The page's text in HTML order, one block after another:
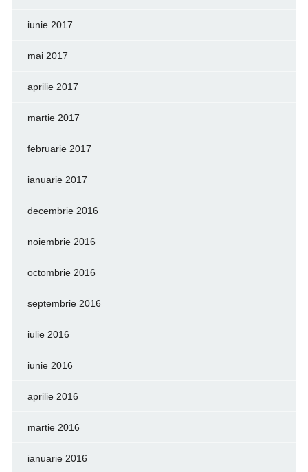
iunie 2017
mai 2017
aprilie 2017
martie 2017
februarie 2017
ianuarie 2017
decembrie 2016
noiembrie 2016
octombrie 2016
septembrie 2016
iulie 2016
iunie 2016
aprilie 2016
martie 2016
ianuarie 2016